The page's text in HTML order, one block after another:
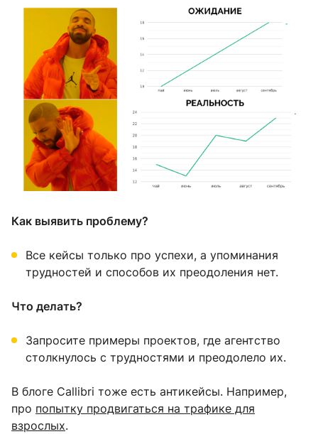
Как выявить проблему?
Все кейсы только про успехи, а упоминания
трудностей и способов их преодоления нет.
Что делать?
Запросите примеры проектов, где агентство
столкнулось с трудностями и преодолело их.
В блоге Callibri тоже есть антикейсы. Например,
про попытку продвигаться на трафике для
взрослых.